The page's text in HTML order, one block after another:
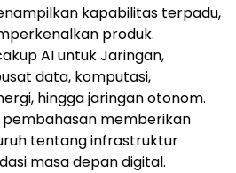
kapabilitas terpadu,
produk.
AI untuk Jaringan,
data, komputasi,
hingga jaringan otonom.
pembahasan memberikan
tentang infrastruktur
masa depan digital.